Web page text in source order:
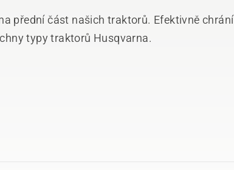
přední část našich traktorů. Efektivně chrání
typy traktorů Husqvarna.